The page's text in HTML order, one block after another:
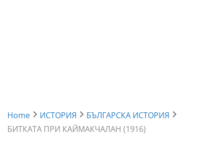
Home ИСТОРИЯ
БЪЛГАРСКА ИСТОРИЯ
БИТКАТА ПРИ КАЙМАКЧАЛАН (1916)